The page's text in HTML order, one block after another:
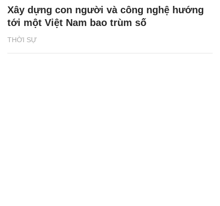
THỜI SỰ
Xây dựng con người và công nghệ hướng
tới một Việt Nam bao trùm số